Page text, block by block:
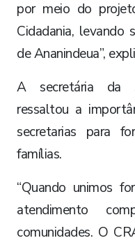
por meio do
Cidadania, levando
de Ananindeua”,
A secretária da
ressaltou a
secretarias para
famílias.
“Quando unimos
atendimento
comunidades. O